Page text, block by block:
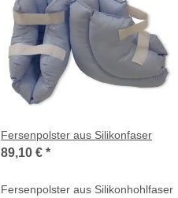
Fersenpolster aus Silikonfaser
89,10 € *
Fersenpolster aus Silikonhohlfaser